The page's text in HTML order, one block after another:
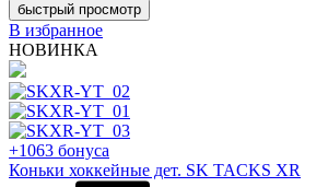
быстрый просмотр
В избранное
НОВИНКА
+1063 бонуса
Коньки хоккейные дет. SK TACKS XR